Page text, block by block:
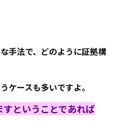
手法で、どのように証拠構
ケースも多いですよ。
ということであれば